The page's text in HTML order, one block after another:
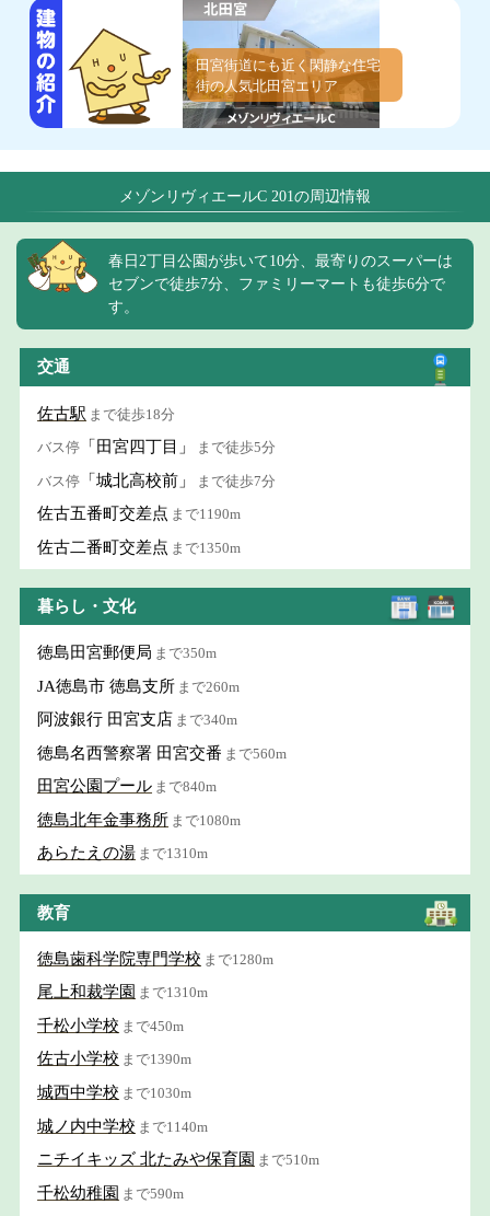
田宮街道にも近く閑静な住宅
街の人気北田宮エリア
メゾンリヴィエールC 201の周辺情報
春日2丁目公園が歩いて10分、最寄りのスーパーは
セブンで徒歩7分、ファミリーマートも徒歩6分で
す。
交通
佐古駅 まで徒歩18分
バス停 「田宮四丁目」 まで徒歩5分
バス停 「城北高校前」 まで徒歩7分
佐古五番町交差点 まで1190m
佐古二番町交差点 まで1350m
暮らし・文化
徳島田宮郵便局 まで350m
JA徳島市 徳島支所 まで260m
阿波銀行 田宮支店 まで340m
徳島名西警察署 田宮交番 まで560m
田宮公園プール まで840m
徳島北年金事務所 まで1080m
あらたえの湯 まで1310m
教育
徳島歯科学院専門学校 まで1280m
尾上和裁学園 まで1310m
千松小学校 まで450m
佐古小学校 まで1390m
城西中学校 まで1030m
城ノ内中学校 まで1140m
ニチイキッズ 北たみや保育園 まで510m
千松幼稚園 まで590m